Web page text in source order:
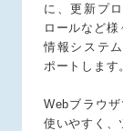
に、更新プ
ロールなど様
情報システ
ポートします
Webブラウ
使いやすく、